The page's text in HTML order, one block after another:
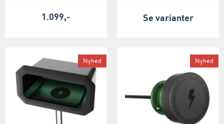
1.099,- Se varianter
Nyhed Nyhed